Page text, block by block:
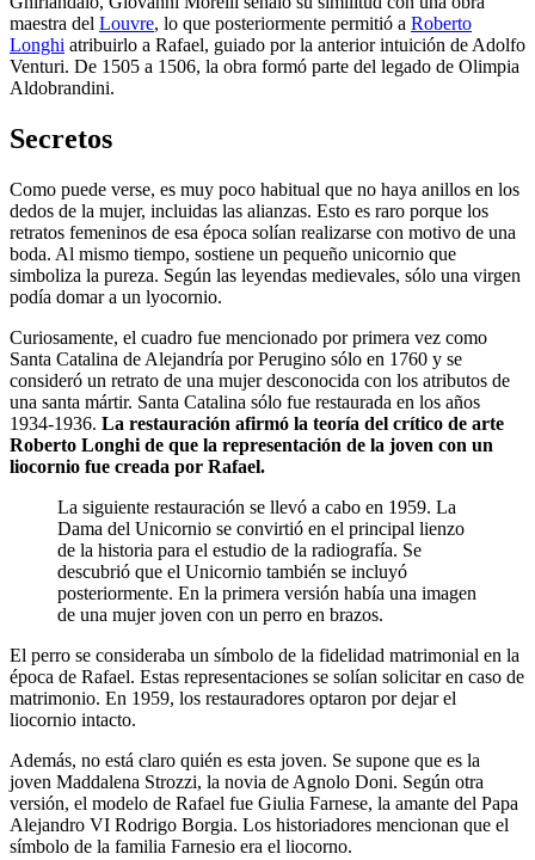
maestra del Louvre, lo que posteriormente permitió a Roberto
Longhi atribuirlo a Rafael, guiado por la anterior intuición de Adolfo
Venturi. De 1505 a 1506, la obra formó parte del legado de Olimpia
Aldobrandini.
Secretos
Como puede verse, es muy poco habitual que no haya anillos en los
dedos de la mujer, incluidas las alianzas. Esto es raro porque los
retratos femeninos de esa época solían realizarse con motivo de una
boda. Al mismo tiempo, sostiene un pequeño unicornio que
simboliza la pureza. Según las leyendas medievales, sólo una virgen
podía domar a un lyocornio.
Curiosamente, el cuadro fue mencionado por primera vez como
Santa Catalina de Alejandría por Perugino sólo en 1760 y se
consideró un retrato de una mujer desconocida con los atributos de
una santa mártir. Santa Catalina sólo fue restaurada en los años
1934-1936. La restauración afirmó la teoría del crítico de arte
Roberto Longhi de que la representación de la joven con un
liocornio fue creada por Rafael.
La siguiente restauración se llevó a cabo en 1959. La
Dama del Unicornio se convirtió en el principal lienzo
de la historia para el estudio de la radiografía. Se
descubrió que el Unicornio también se incluyó
posteriormente. En la primera versión había una imagen
de una mujer joven con un perro en brazos.
El perro se consideraba un símbolo de la fidelidad matrimonial en la
época de Rafael. Estas representaciones se solían solicitar en caso de
matrimonio. En 1959, los restauradores optaron por dejar el
liocornio intacto.
Además, no está claro quién es esta joven. Se supone que es la
joven Maddalena Strozzi, la novia de Agnolo Doni. Según otra
versión, el modelo de Rafael fue Giulia Farnese, la amante del Papa
Alejandro VI Rodrigo Borgia. Los historiadores mencionan que el
símbolo de la familia Farnesio era el liocorno.